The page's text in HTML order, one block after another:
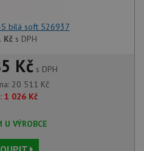
S bílá soft 526937
Kčs DPH
Kč s DPH
20 511 Kč
1 026 Kč
U VÝROBCE